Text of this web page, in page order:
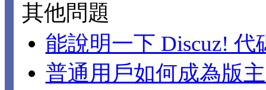
其他問題
能說明一下 Discuz! 代
普通用戶如何成為版